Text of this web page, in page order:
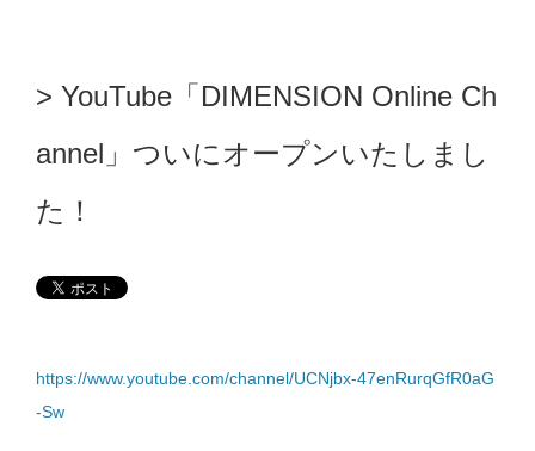
YouTube「DIMENSION Online Ch
annel」ついにオープンいたしまし
た！
https://www.youtube.com/channel/UCNjbx-47enRurqGfR0aG
-Sw